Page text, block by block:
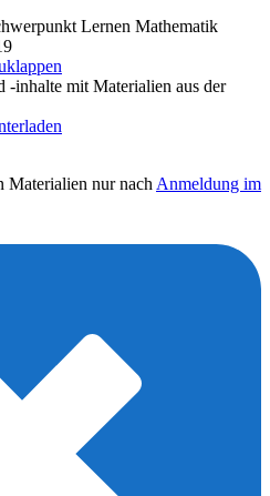
Lernen Mathematik
-inhalte mit Materialien aus der
Materialien nur nach Anmeldung im